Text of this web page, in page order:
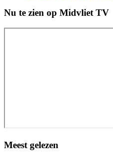
Nu te zien op Midvliet TV
Meest gelezen